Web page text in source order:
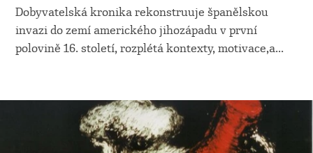
Dobyvatelská kronika rekonstruuje španělskou
invazi do zemí amerického jihozápadu v první
polovině 16. století, rozplétá kontexty, motivace,a...